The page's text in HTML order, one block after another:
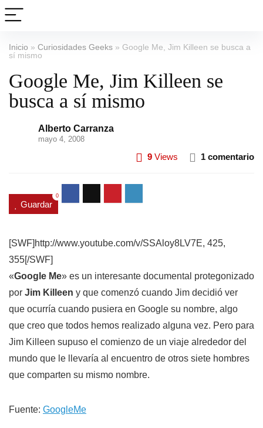
Inicio » Curiosidades Geeks » Google Me, Jim Killeen se busca a
sí mismo
Google Me, Jim Killeen se
busca a sí mismo
Alberto Carranza
mayo 4, 2008
9 Views 1 comentario
Guardar
0
[SWF]http://www.youtube.com/v/SSAloy8LV7E, 425,
355[/SWF]
«Google Me» es un interesante documental protegonizado
por Jim Killeen y que comenzó cuando Jim decidió ver
que ocurría cuando pusiera en Google su nombre, algo
que creo que todos hemos realizado alguna vez. Pero para
Jim Killeen supuso el comienzo de un viaje alrededor del
mundo que le llevaría al encuentro de otros siete hombres
que comparten su mismo nombre.
Fuente: GoogleMe